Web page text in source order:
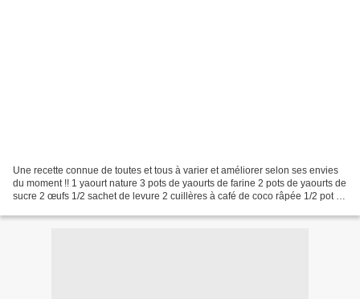
Une recette connue de toutes et tous à varier et améliorer selon ses envies
du moment !! 1 yaourt nature 3 pots de yaourts de farine 2 pots de yaourts de
sucre 2 œufs 1/2 sachet de levure 2 cuillères à café de coco râpée 1/2 pot de